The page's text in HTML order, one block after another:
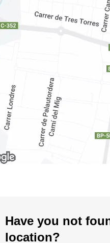
Have you not
location?